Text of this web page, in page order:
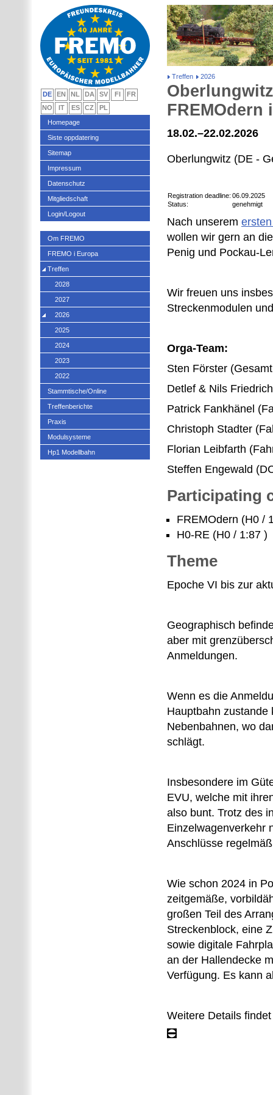
Treffen 2026
FREMOdern
18.02.–22.02.2026
Oberlungwitz (DE -
Registration deadline: 06.09.2025
Status:
genehmigt
Nach unserem
wollen wir gern an
Penig und Pockau-
Wir freuen uns
Streckenmodulen
Orga-Team:
Sten Förster
Detlef & Nils
Patrick Fankhänel
Christoph Stadter
Florian Leibfarth
Steffen Engewald
Participating
FREMOdern (H0 /
H0-RE (H0 / 1:87 )
Theme
Epoche VI bis zur
Geographisch
aber mit
Anmeldungen.
Wenn es die
Hauptbahn zustande
Nebenbahnen, wo
schlägt.
Insbesondere im
EVU, welche mit
also bunt. Trotz des
Einzelwagenverkehr
Anschlüsse
Wie schon 2024 in
zeitgemäße,
großen Teil des
Streckenblock, eine
sowie digitale
an der Hallendecke
Verfügung. Es kann
Weitere Details
DE EN NL DA SV FI
FR
NO
IT ES CZ
PL
Homepage
Siste oppdatering
Sitemap
Impressum
Datenschutz
Mitgliedschaft
Login/Logout
Om FREMO
FREMO i Europa
Treffen
2028
2027
2026
2025
2024
2023
2022
Stammtische/Online
Treffenberichte
Praxis
Modulsysteme
Hp1 Modellbahn